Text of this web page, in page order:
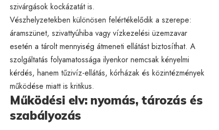
szivárgások kockázatát is.
Vészhelyzetekben különösen felértékelődik a szerepe:
áramszünet, szivattyúhiba vagy vízkezelési üzemzavar
esetén a tárolt mennyiség átmeneti ellátást biztosíthat. A
szolgáltatás folyamatossága ilyenkor nemcsak kényelmi
kérdés, hanem tűzivíz-ellátás, kórházak és közintézmények
működése miatt is kritikus.
Működési elv: nyomás, tározás és
szabályozás